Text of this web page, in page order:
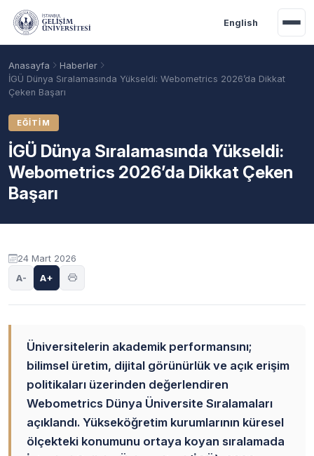
Ana içeriğe geç
English
Anasayfa
Haberler
İGÜ Dünya Sıralamasında Yükseldi: Webometrics 2026’da Dikkat
Çeken Başarı
EĞITIM
İGÜ Dünya Sıralamasında Yükseldi:
Webometrics 2026’da Dikkat Çeken
Başarı
24 Mart 2026
A- A+
Üniversitelerin akademik performansını;
bilimsel üretim, dijital görünürlük ve açık erişim
politikaları üzerinden değerlendiren
Webometrics Dünya Üniversite Sıralamaları
açıklandı. Yükseköğretim kurumlarının küresel
ölçekteki konumunu ortaya koyan sıralamada